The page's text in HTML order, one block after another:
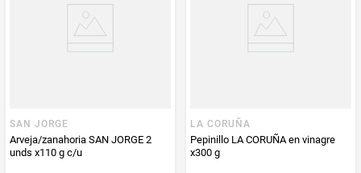
SAN JORGE
Arveja/zanahoria SAN JORGE 2
unds x110 g c/u
LA CORUÑA
Pepinillo LA CORUÑA en vinagre
x300 g